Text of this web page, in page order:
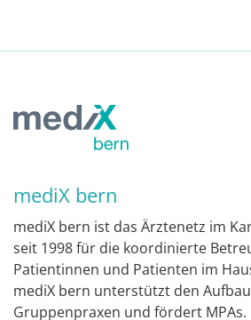
mediX bern
mediX bern ist das Ärztenetz im
seit 1998 für die koordinierte
Patientinnen und Patienten im
mediX bern unterstützt den
Gruppenpraxen und fördert MPAs.